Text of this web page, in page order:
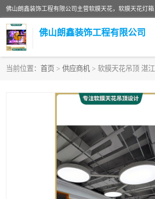
佛山朗鑫装饰工程有限公司
当前位置： 首页 > 供应商机 > 软膜天花吊顶 湛